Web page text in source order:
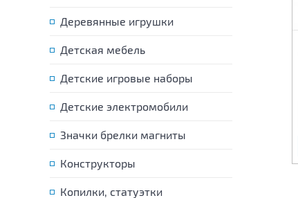
Деревянные игрушки
Детская мебель
Детские игровые наборы
Детские электромобили
Значки брелки магниты
Конструкторы
Копилки, статуэтки
Математика
410 р. 455 р.